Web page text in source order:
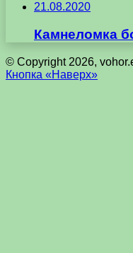
21.08.2020
Камнеломка
© Copyright 2026,
Кнопка «Наверх»